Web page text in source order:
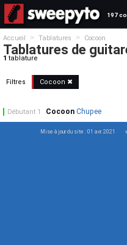
197
Accueil > Tablatures > Cocoon
Tablatures de
1 tablature
Filtres Cocoon ✖
Cocoon Chupee
Débutant 1
Mise à jour du site : 01 avr. 2021